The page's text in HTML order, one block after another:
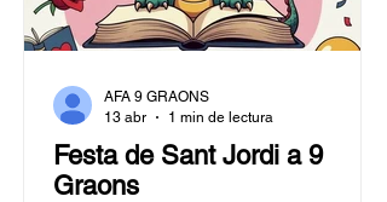
Festa de Sant Jordi a 9
Graons
AFA 9 GRAONS
13 abr
1 min de lectura